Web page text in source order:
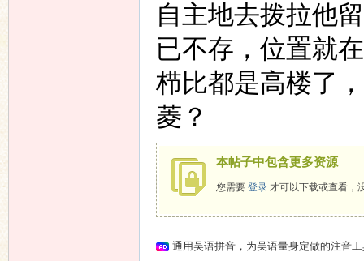
自主地去拨拉他
已不存，位置就
栉比都是高楼了
菱 ？
本帖子中包含更多资源
您需要 登录 才可以下载或查看，
通用吴语拼音，为吴语量身定做的注音